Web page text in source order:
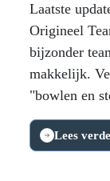
Laatste
Origineel
bijzonder
makkelijk.
"bowlen en
Lees